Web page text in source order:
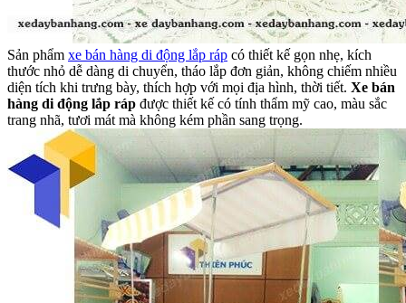
Sản phẩm xe bán hàng di động lắp ráp có thiết kế gọn nhẹ, kích
thước nhỏ dễ dàng di chuyển, tháo lắp đơn giản, không chiếm nhiều
diện tích khi trưng bày, thích hợp với mọi địa hình, thời tiết. Xe bán
hàng di động lắp ráp được thiết kế có tính thẩm mỹ cao, màu sắc
trang nhã, tươi mát mà không kém phần sang trọng.